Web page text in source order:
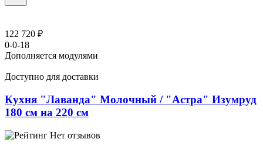
122 720 ₽
0-0-18
Дополняется модулями
Доступно для доставки
Кухня "Лаванда" Молочный / "Астра" Изумруд
180 см на 220 см
Нет отзывов